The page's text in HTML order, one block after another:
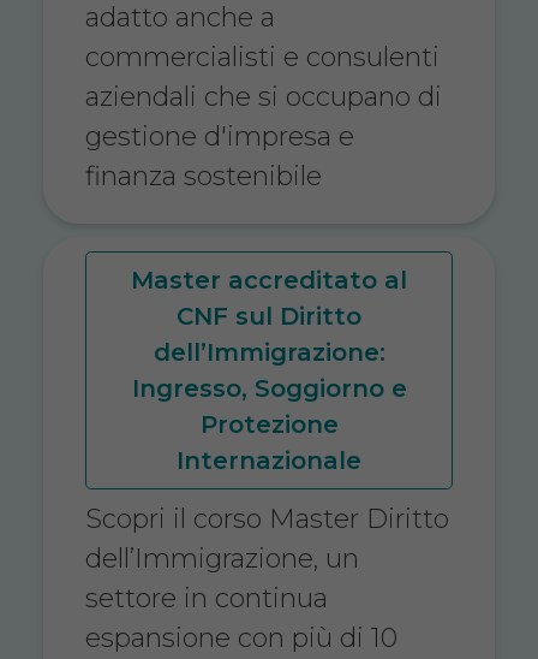
adatto anche a
commercialisti e consulenti
aziendali che si occupano di
gestione d'impresa e
finanza sostenibile
Master accreditato al
CNF sul Diritto
dell’Immigrazione:
Ingresso, Soggiorno e
Protezione
Internazionale
Scopri il corso Master Diritto
dell’Immigrazione, un
settore in continua
espansione con più di 10